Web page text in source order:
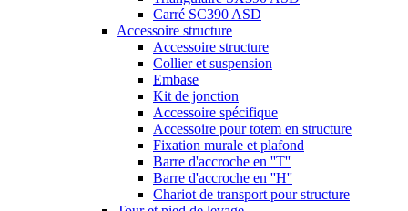
Carré SC390 ASD
Accessoire structure
Accessoire structure
Collier et suspension
Embase
Kit de jonction
Accessoire spécifique
Accessoire pour totem en structure
Fixation murale et plafond
Barre d'accroche en ''T''
Barre d'accroche en ''H''
Chariot de transport pour structure